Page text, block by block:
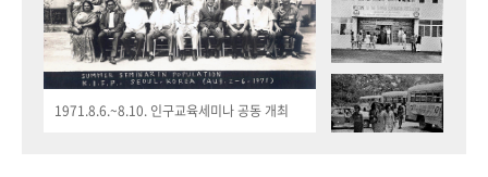
1971.8.6.~8.10. 인구교육세미나 공동 개최